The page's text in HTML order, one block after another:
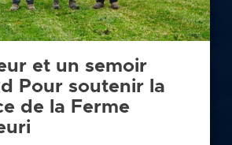
et un semoir
Pour soutenir la
de la Ferme